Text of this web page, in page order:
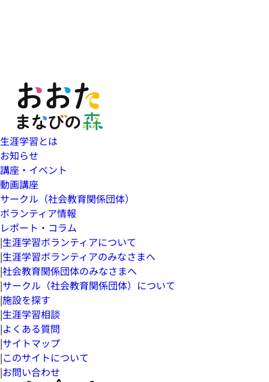
生涯学習とは
お知らせ
講座・イベント
動画講座
サークル（社会教育関係団体）
ボランティア情報
レポート・コラム
|生涯学習ボランティアについて
|生涯学習ボランティアのみなさまへ
|社会教育関係団体のみなさまへ
|サークル（社会教育関係団体）について
|施設を探す
|生涯学習相談
|よくある質問
|サイトマップ
|このサイトについて
|お問い合わせ